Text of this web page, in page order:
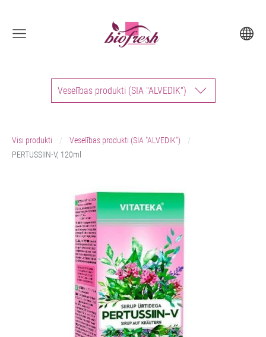
Veselības produkti (SIA "ALVEDIK")
Visi produkti
Veselības produkti (SIA "ALVEDIK")
PERTUSSIIN-V, 120ml